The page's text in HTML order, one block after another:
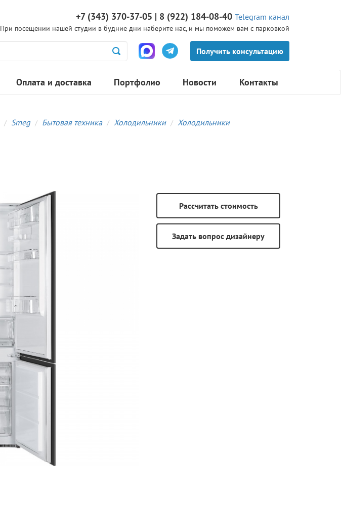
+7 (343) 370-37-05 | 8 (922) 184-08-40 Telegram канал
При посещении нашей студии в будние дни наберите нас, и мы поможем вам с парковкой
Оплата и доставка Портфолио Новости Контакты
Smeg Бытовая техника Холодильники
Холодильники